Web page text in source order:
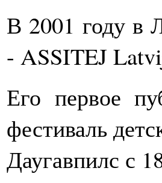
В 2001 году в
- ASSITEJ
Его первое
фестиваль
Даугавпилс с